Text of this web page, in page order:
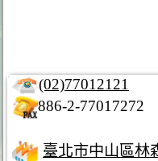
(02)77012121
886-2-77017272
臺北市中山區林